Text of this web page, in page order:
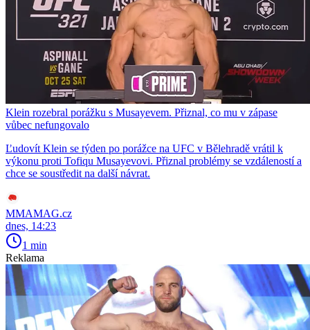
Klein rozebral porážku s Musayevem. Přiznal, co mu v zápase
vůbec nefungovalo
Ľudovít Klein se týden po porážce na UFC v Bělehradě vrátil k
výkonu proti Tofiqu Musayevovi. Přiznal problémy se vzdáleností a
chce se soustředit na další návrat.
MMAMAG.cz
dnes, 14:23
1 min
Reklama